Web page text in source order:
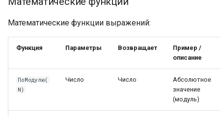
Математические функции выражений:
Функция Параметры Возвращает
Пример /
описание
ПоМодулю(
N)
Число Число
Абсолютное
значение
(модуль)